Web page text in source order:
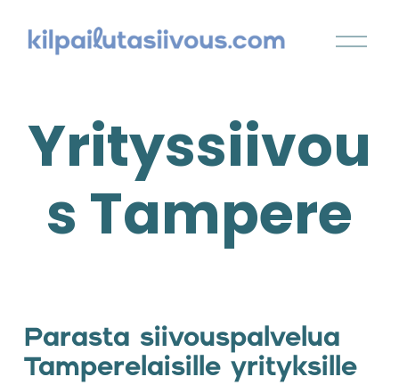
Yrityssiivou
s Tampere
Parasta siivouspalvelua
Tamperelaisille yrityksille